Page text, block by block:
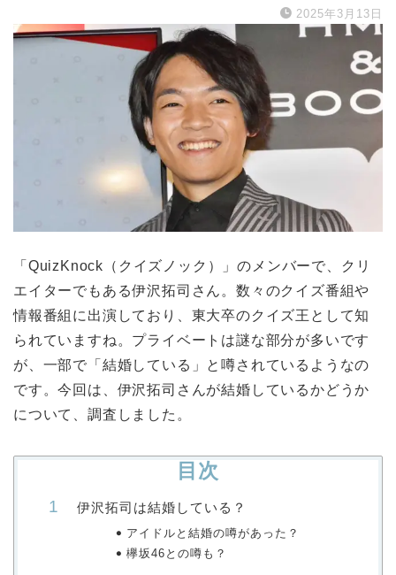
2025年3月13日
「QuizKnock（クイズノック）」のメンバーで、クリ
エイターでもある伊沢拓司さん。数々のクイズ番組や
情報番組に出演しており、東大卒のクイズ王として知
られていますね。プライベートは謎な部分が多いです
が、一部で「結婚している」と噂されているようなの
です。今回は、伊沢拓司さんが結婚しているかどうか
について、調査しました。
目次
伊沢拓司は結婚している？
アイドルと結婚の噂があった？
欅坂46との噂も？